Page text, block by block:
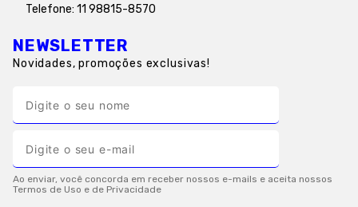
Telefone: 11 98815-8570
NEWSLETTER
Novidades, promoções exclusivas!